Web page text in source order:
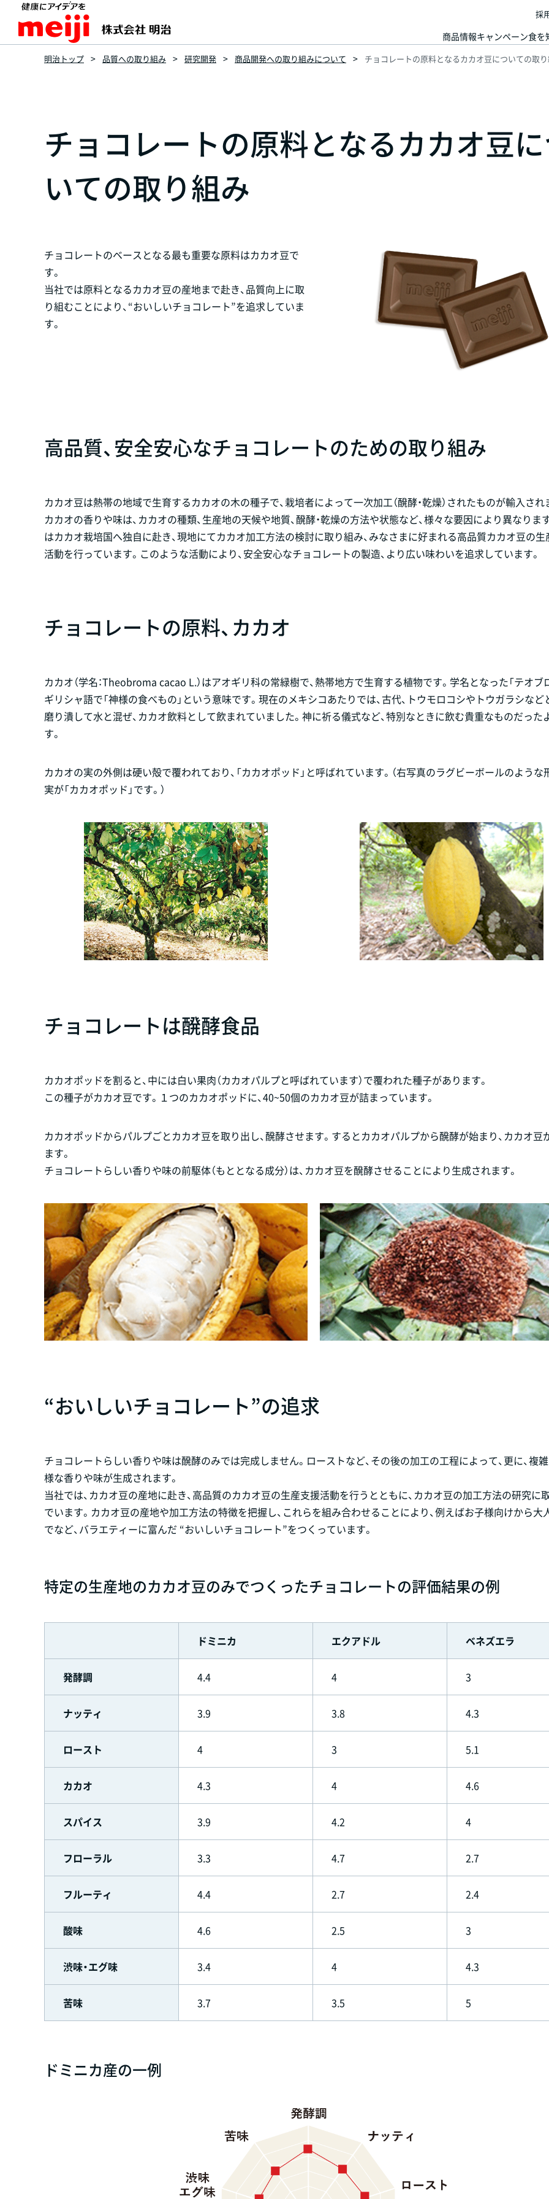
商品情報キャンペーン食を
採
明治トップ 品質への取り組み 研究開発 商品開発への取り組みについて チョコレートの原料となるカカオ豆についての取
チョコレートの原料となるカカオ豆
いての取り組み
チョコレートのベースとなる最も重要な原料はカカオ豆で
す。
当社では原料となるカカオ豆の産地まで赴き、品質向上に取
り組むことにより、“おいしいチョコレート”を追求していま
す。
高品質、安全安心なチョコレートのための取り組み
カカオ豆は熱帯の地域で生育するカカオの木の種子で、栽培者によって一次加工（醗酵・乾燥）されたものが輸入され
カカオの香りや味は、カカオの種類、生産地の天候や地質、醗酵・乾燥の方法や状態など、様々な要因により異なりま
はカカオ栽培国へ独自に赴き、現地にてカカオ加工方法の検討に取り組み、みなさまに好まれる高品質カカオ豆の生
活動を行っています。このような活動により、安全安心なチョコレートの製造、より広い味わいを追求しています。
チョコレートの原料、カカオ
カカオ（学名：Theobroma cacao L.）はアオギリ科の常緑樹で、熱帯地方で生育する植物です。学名となった「テオブ
ギリシャ語で「神様の食べもの」という意味です。現在のメキシコあたりでは、古代、トウモロコシやトウガラシなど
磨り潰して水と混ぜ、カカオ飲料として飲まれていました。神に祈る儀式など、特別なときに飲む貴重なものだった
す。
カカオの実の外側は硬い殻で覆われており、「カカオポッド」と呼ばれています。（右写真のラグビーボールのような
実が「カカオポッド」です。）
チョコレートは醗酵食品
カカオポッドを割ると、中には白い果肉（カカオパルプと呼ばれています）で覆われた種子があります。
この種子がカカオ豆です。１つのカカオポッドに、40~50個のカカオ豆が詰まっています。
カカオポッドからパルプごとカカオ豆を取り出し、醗酵させます。するとカカオパルプから醗酵が始まり、カカオ豆
ます。
チョコレートらしい香りや味の前駆体（もととなる成分）は、カカオ豆を醗酵させることにより生成されます。
“おいしいチョコレート”の追求
チョコレートらしい香りや味は醗酵のみでは完成しません。ローストなど、その後の加工の工程によって、更に、複
様な香りや味が生成されます。
当社では、カカオ豆の産地に赴き、高品質のカカオ豆の生産支援活動を行うとともに、カカオ豆の加工方法の研究に
でいます。カカオ豆の産地や加工方法の特徴を把握し、これらを組み合わせることにより、例えばお子様向けから大
でなど、バラエティーに富んだ “おいしいチョコレート”をつくっています。
特定の生産地のカカオ豆のみでつくったチョコレートの評価結果の例
ドミニカ エクアドル ベネズエラ
発酵調 4.4 4 3
ナッティ 3.9 3.8 4.3
ロースト 4 3 5.1
カカオ 4.3 4 4.6
スパイス 3.9 4.2 4
フローラル 3.3 4.7 2.7
フルーティ 4.4 2.7 2.4
酸味 4.6 2.5 3
渋味・エグ味 3.4 4 4.3
苦味 3.7 3.5 5
ドミニカ産の一例